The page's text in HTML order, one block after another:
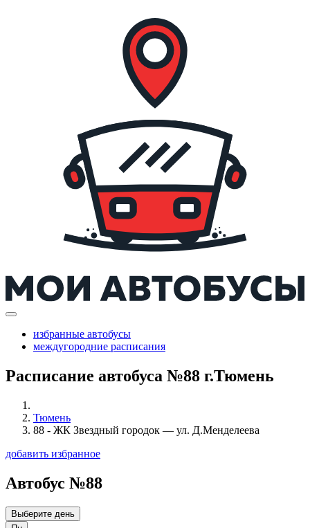
избранные автобусы
междугородние расписания
Расписание автобуса №88 г.Тюмень
Тюмень
88 - ЖК Звездный городок — ул. Д.Менделеева
добавить избранное
Автобус №88
Выберите день